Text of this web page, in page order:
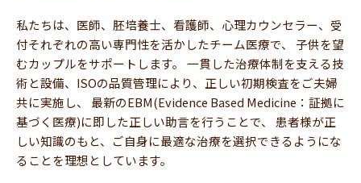
私たちは、医師、胚培養士、看護師、心理カウンセラー、受
付それぞれの高い専門性を活かしたチーム医療で、 子供を望
むカップルをサポートします。 一貫した治療体制を支える技
術と設備、ISOの品質管理により、正しい初期検査をご夫婦
共に実施し、 最新のEBM(Evidence Based Medicine：証拠に
基づく医療)に即した正しい助言を行うことで、 患者様が正
しい知識のもと、ご自身に最適な治療を選択できるようにな
ることを理想としています。